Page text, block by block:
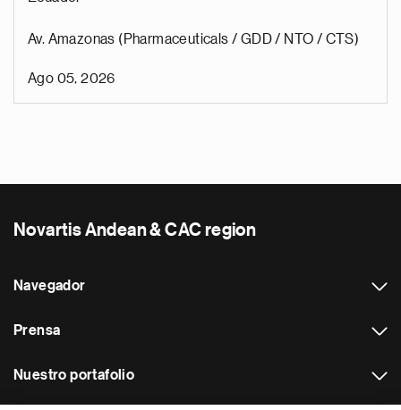
Av. Amazonas (Pharmaceuticals / GDD / NTO / CTS)
Ago 05, 2026
Novartis Andean & CAC region
Navegador
Prensa
Nuestro portafolio